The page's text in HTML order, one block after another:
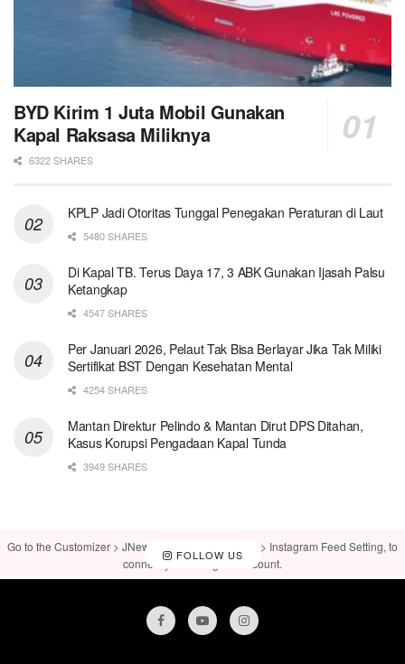
BYD Kirim 1 Juta Mobil Gunakan
Kapal Raksasa Miliknya
6322 SHARES
KPLP Jadi Otoritas Tunggal Penegakan Peraturan di Laut
5480 SHARES
Di Kapal TB. Terus Daya 17, 3 ABK Gunakan Ijasah Palsu
Ketangkap
4547 SHARES
Per Januari 2026, Pelaut Tak Bisa Berlayar Jika Tak Miliki
Sertifikat BST Dengan Kesehatan Mental
4254 SHARES
Mantan Direktur Pelindo & Mantan Dirut DPS Ditahan,
Kasus Korupsi Pengadaan Kapal Tunda
3949 SHARES
FOLLOW US
Go to the Customizer > JNews : Social, Like & View > Instagram Feed Setting, to
connect your Instagram account.